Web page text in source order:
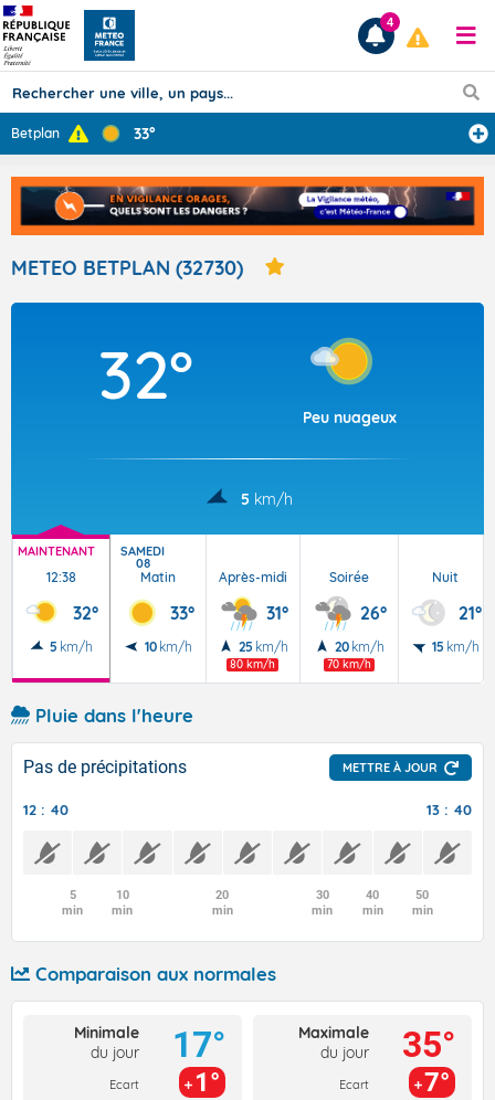
Prévisions
TOUS LES RÉSULTATS
Articles
4
Betplan 33°
METEO BETPLAN (32730)
32°
Peu nuageux
5 km/h
MAINTENANT
12:38
32°
5 km/h
SAMEDI
08
Matin
33°
10 km/h
Après-midi
31°
25 km/h
80 km/h
Soirée
26°
20 km/h
70 km/h
Nuit
21°
15 km/h
Pluie dans l'heure
Pas de précipitations METTRE À JOUR
12 : 40 13 : 40
5
min
10
min
20
min
30
min
40
min
50
min
Comparaison aux normales
Minimale
du jour
Ecart
17°
1°
Maximale
du jour
Ecart
35°
7°